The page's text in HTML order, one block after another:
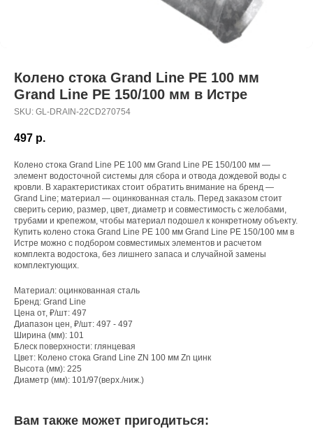
Колено стока Grand Line PE 100 мм
Grand Line PE 150/100 мм в Истре
SKU: GL-DRAIN-22CD270754
497 р.
Колено стока Grand Line PE 100 мм Grand Line PE 150/100 мм —
элемент водосточной системы для сбора и отвода дождевой воды с
кровли. В характеристиках стоит обратить внимание на бренд —
Grand Line; материал — оцинкованная сталь. Перед заказом стоит
сверить серию, размер, цвет, диаметр и совместимость с желобами,
трубами и крепежом, чтобы материал подошел к конкретному объекту.
Купить колено стока Grand Line PE 100 мм Grand Line PE 150/100 мм в
Истре можно с подбором совместимых элементов и расчетом
комплекта водостока, без лишнего запаса и случайной замены
комплектующих.
Материал: оцинкованная сталь
Бренд: Grand Line
Цена от, ₽/шт: 497
Диапазон цен, ₽/шт: 497 - 497
Ширина (мм): 101
Блеск поверхности: глянцевая
Цвет: Колено стока Grand Line ZN 100 мм Zn цинк
Высота (мм): 225
Диаметр (мм): 101/97(верх./ниж.)
Вам также может пригодиться: